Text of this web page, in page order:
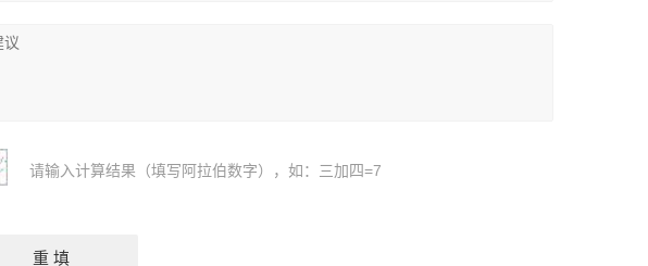
请输入计算结果（填写阿拉伯数字），如：三加四=7